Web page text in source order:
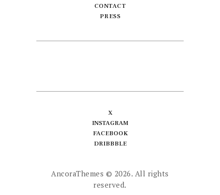
CONTACT
PRESS
X
INSTAGRAM
FACEBOOK
DRIBBBLE
AncoraThemes © 2026. All rights
reserved.